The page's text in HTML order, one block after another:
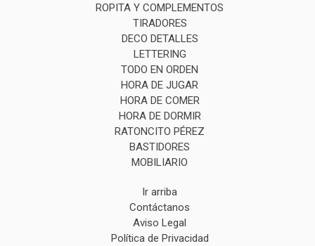
ROPITA Y COMPLEMENTOS
TIRADORES
DECO DETALLES
LETTERING
TODO EN ORDEN
HORA DE JUGAR
HORA DE COMER
HORA DE DORMIR
RATONCITO PÉREZ
BASTIDORES
MOBILIARIO
Ir arriba
Contáctanos
Aviso Legal
Política de Privacidad